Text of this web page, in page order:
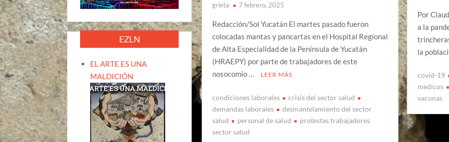
grieta 7 febrero, 2025
Redacción/Sol Yucatán El martes pasado fueron
colocadas mantas y pancartas en el Hospital Regional
de Alta Especialidad de la Península de Yucatán
(HRAEPY) por parte de trabajadores de este
nosocomio …
LEER MÁS
condiciones laborales
crisis del sector salud
demandas laborales
desmantelamiento del sector
salud
personal de salud
protestas trabajadores
sector salud
Por
a la
la
covid-19
medicos
vacunas
EZLN
EL ARTE ES UNA
MALDICIÓN